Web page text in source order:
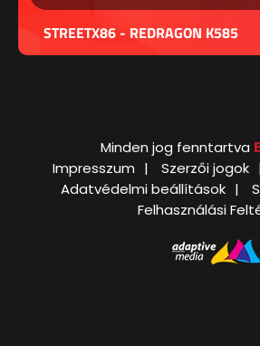
STREETX86 - REDRAGON K585
Minden jog fenntartva
Impresszum
Szerzői jogok
Adatvédelmi beállítások
Felhasználási